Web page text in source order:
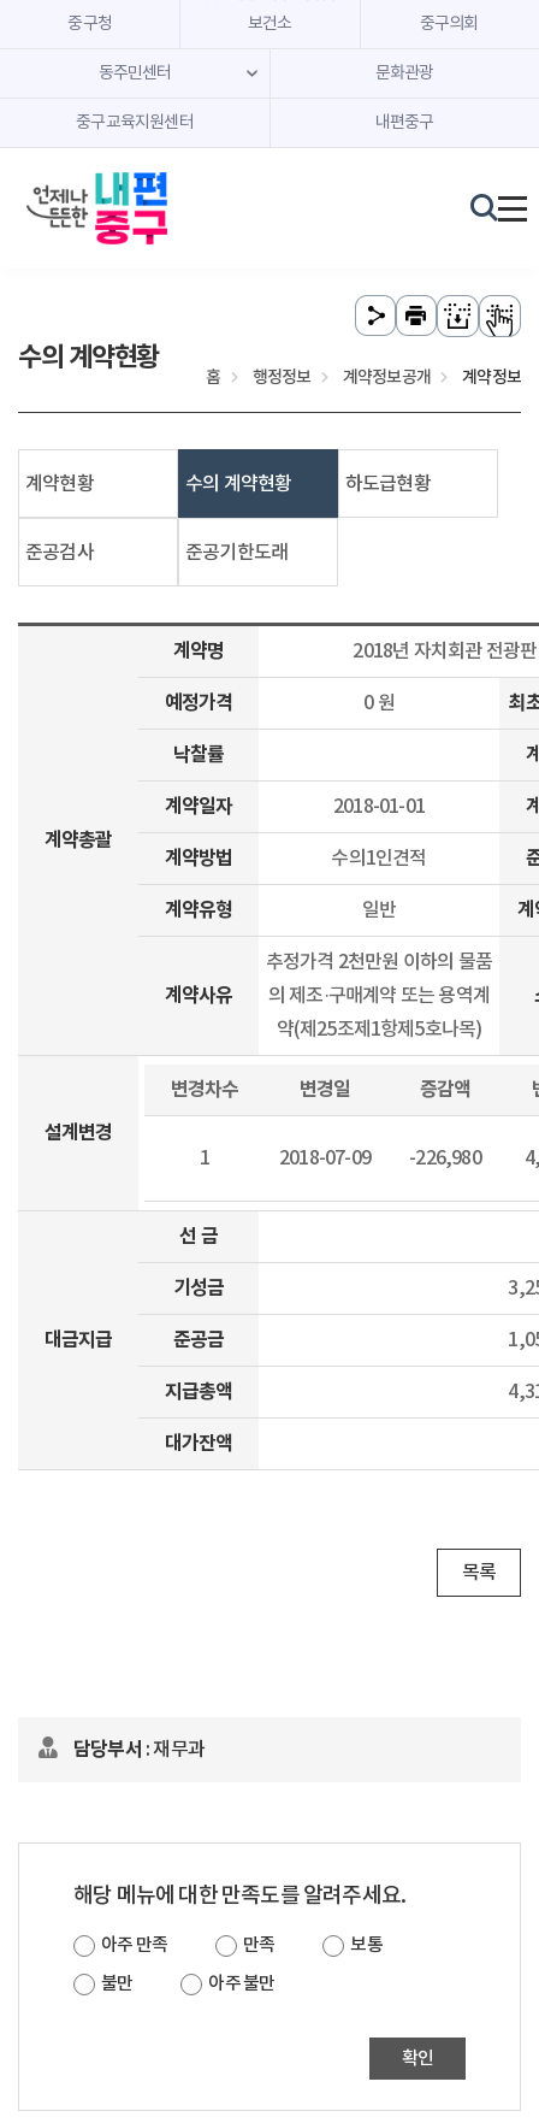
본문 내용 바로가기
주메뉴 바로가기
중구청 보건소 중구의회
동주민센터 문화관광
중구교육지원센터 내편중구
수의 계약현황
홈 행정정보 계약정보공개 계약정보
계약현황 수의 계약현황 하도급현황
준공검사 준공기한도래
계약총괄
계약명 2018년 자치회관 전광
예정가격 0 원 최
낙찰률
계약일자 2018-01-01
계약방법 수의1인견적
계약유형 일반 계
계약사유
추정가격 2천만원 이하의 물품
의 제조·구매계약 또는 용역계
약(제25조제1항제5호나목)
설계변경
변경차수 변경일 증감액
1 2018-07-09 -226,980
대금지급
선 금
기성금
준공금
지급총액
대가잔액
목록
담당부서 : 재무과
해당 메뉴에 대한 만족도를 알려주세요.
아주 만족 만족
보통
불만
아주 불만
확인